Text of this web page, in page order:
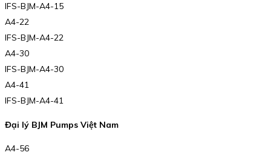
IFS-BJM-A4-15
A4-22
IFS-BJM-A4-22
A4-30
IFS-BJM-A4-30
A4-41
IFS-BJM-A4-41
Đại lý BJM Pumps Việt Nam
A4-56